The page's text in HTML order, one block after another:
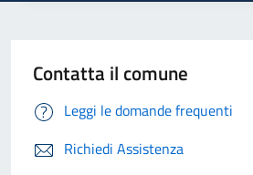
Contatta il comune
Leggi le domande frequenti
Richiedi Assistenza